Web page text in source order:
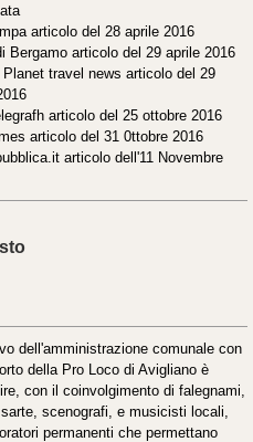
articolo del 28 aprile 2016
Bergamo articolo del 29 aprile 2016
Planet travel news articolo del 29
articolo del 25 ottobre 2016
articolo del 31 0ttobre 2016
articolo dell'11 Novembre
dell'amministrazione comunale con
della Pro Loco di Avigliano è
con il coinvolgimento di falegnami,
scenografi, e musicisti locali,
permanenti che permettano